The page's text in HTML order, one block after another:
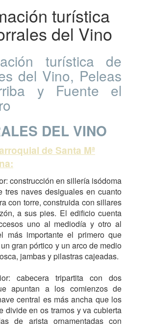
turística
del Vino
turística de
del Vino, Peleas
y Fuente el
DEL VINO
de Santa Mª
construcción en sillería isódoma
tres naves desiguales en cuanto
con torre, construida con sillares
a sus pies. El edificio cuenta
uno al mediodía y otro al
más importante el primero que
gran pórtico y un arco de medio
jambas y pilastras cajeadas.
cabecera tripartita con dos
apuntan a los comienzos de
central es más ancha que los
divide en os tramos y va cubierta
de arista ornamentadas con